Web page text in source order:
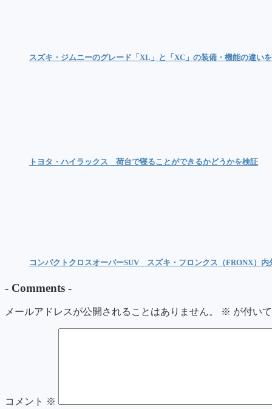
スズキ・ジムニーのグレード「XL」と「XC」の装備・機能の違い
トヨタ・ハイラックス 荷台で寝ることができるかどうかを検証
コンパクトクロスオーバーSUV スズキ・フロンクス（FRONX）
- Comments -
メールアドレスが公開されることはありません。 ※ が付い
コメント ※